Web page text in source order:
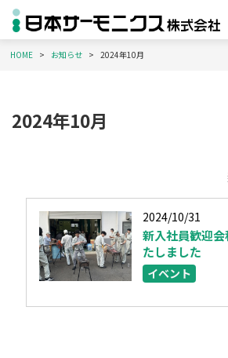
HOME お知らせ 2024年10月
2024年10月
2024/10/31
新入社員歓迎
たしました
イベント